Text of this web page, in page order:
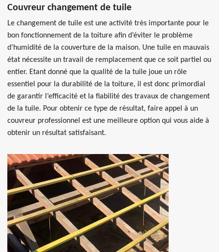
Couvreur changement de tuile
Le changement de tuile est une activité très importante pour le
bon fonctionnement de la toiture afin d’éviter le problème
d’humidité de la couverture de la maison. Une tuile en mauvais
état nécessite un travail de remplacement que ce soit partiel ou
entier. Etant donné que la qualité de la tuile joue un rôle
essentiel pour la durabilité de la toiture, il est donc primordial
de garantir l’efficacité et la fiabilité des travaux de changement
de la tuile. Pour obtenir ce type de résultat, faire appel à un
couvreur professionnel est une meilleure option qui vous aide à
obtenir un résultat satisfaisant.